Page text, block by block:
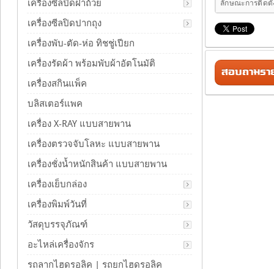
ลักษณะการติดตั้
สอบถามรา
เครื่องซีลปิดฝาถ้วย
เครื่องซีลปิดปากถุง
เครื่องพับ-ตัด-ห่อ ทิชชู่เปียก
เครื่องรัดผ้า พร้อมพับผ้าอัตโนมัติ
เครื่องสกินแพ็ค
บลิสเตอร์แพค
เครื่อง X-RAY แบบสายพาน
เครื่องตรวจจับโลหะ แบบสายพาน
เครื่องชั่งน้ำหนักสินค้า แบบสายพาน
เครื่องเย็บกล่อง
เครื่องพิมพ์วันที่
วัสดุบรรจุภัณฑ์
อะไหล่เครื่องจักร
รถลากไฮดรอลิค | รถยกไฮดรอลิค